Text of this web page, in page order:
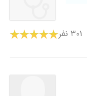
۳۰۱ نفر